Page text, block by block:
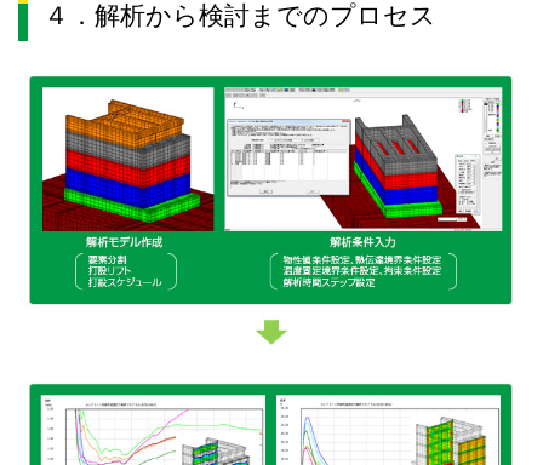
４．解析から検討までのプロセス